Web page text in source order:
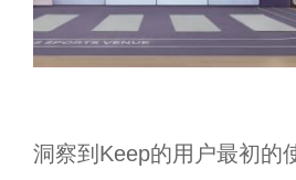
洞察到Keep的用户最初的